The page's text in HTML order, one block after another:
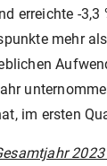
erreichte -
mehr
im ersten